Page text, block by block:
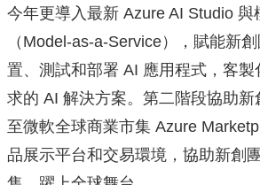
今年更導入最新 Azure AI Studio 與
（Model-as-a-Service），賦能新
置、測試和部署 AI 應用程式，客
求的 AI 解決方案。第二階段協助新
至微軟全球商業市集 Azure
品展示平台和交易環境，協助新創